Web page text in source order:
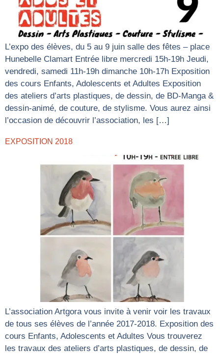
L’expo des élèves, du 5 au 9 juin salle des fêtes – place
Hunebelle Clamart Entrée libre mercredi 15h-19h Jeudi,
vendredi, samedi 11h-19h dimanche 10h-17h Exposition
des cours Enfants, Adolescents et Adultes Exposition
des ateliers d’arts plastiques, de dessin, de BD-Manga &
dessin-animé, de couture, de stylisme. Vous aurez ainsi
l’occasion de découvrir l’association, les […]
EXPOSITION 2018
L’association Artgora vous invite à venir voir les travaux
de tous ses élèves de l’année 2017-2018. Exposition des
cours Enfants, Adolescents et Adultes Vous trouverez
les travaux des ateliers d’arts plastiques, de dessin, de